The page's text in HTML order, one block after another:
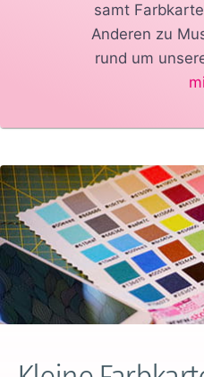
samt
Anderen zu
rund um